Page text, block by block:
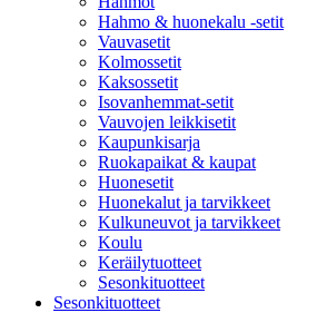
Hahmo & huonekalu -setit
Vauvasetit
Kolmossetit
Kaksossetit
Isovanhemmat-setit
Vauvojen leikkisetit
Kaupunkisarja
Ruokapaikat & kaupat
Huonesetit
Huonekalut ja tarvikkeet
Kulkuneuvot ja tarvikkeet
Koulu
Keräilytuotteet
Sesonkituotteet
Sesonkituotteet